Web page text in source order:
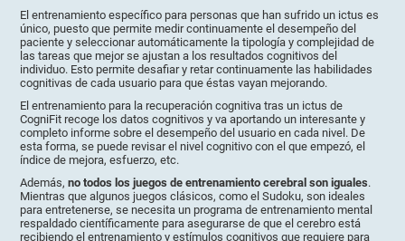
El entrenamiento específico para personas que han sufrido un ictus es
único, puesto que permite medir continuamente el desempeño del
paciente y seleccionar automáticamente la tipología y complejidad de
las tareas que mejor se ajustan a los resultados cognitivos del
individuo. Esto permite desafiar y retar continuamente las habilidades
cognitivas de cada usuario para que éstas vayan mejorando.
El entrenamiento para la recuperación cognitiva tras un ictus de
CogniFit recoge los datos cognitivos y va aportando un interesante y
completo informe sobre el desempeño del usuario en cada nivel. De
esta forma, se puede revisar el nivel cognitivo con el que empezó, el
índice de mejora, esfuerzo, etc.
Además,no todos los juegos de entrenamiento cerebral son iguales.
Mientras que algunos juegos clásicos, como el Sudoku, son ideales
para entretenerse, se necesita un programa de entrenamiento mental
respaldado científicamente para asegurarse de que el cerebro está
recibiendo el entrenamiento y estímulos cognitivos que requiere para